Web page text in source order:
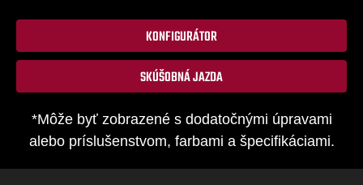
KONFIGURÁTOR
SKÚŠOBNÁ JAZDA
*Môže byť zobrazené s dodatočnými úpravami
alebo príslušenstvom, farbami a špecifikáciami.